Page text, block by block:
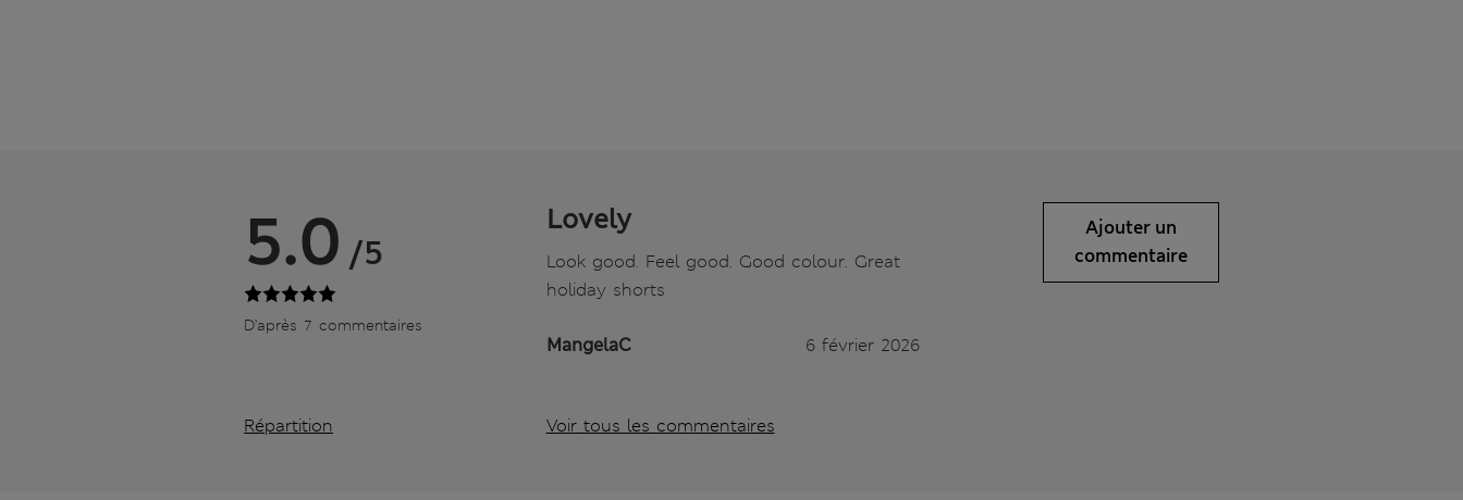
5.0 /5
D’après 7 commentaires
Répartition
Lovely
Look good. Feel good. Good colour. Great
holiday shorts
MangelaC 6 février 2026
Voir tous les commentaires
Ajouter un
commentaire